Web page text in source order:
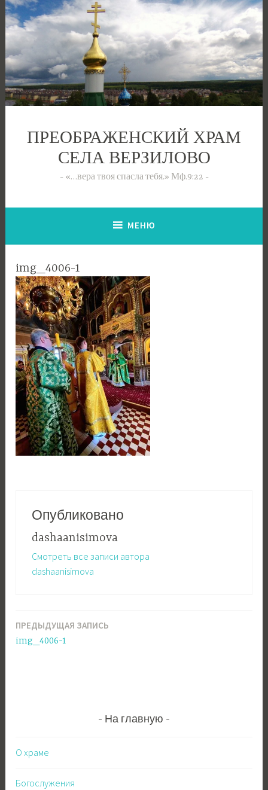
Перейти
к
содержимому
ПРЕОБРАЖЕНСКИЙ ХРАМ
СЕЛА ВЕРЗИЛОВО
«…вера твоя спасла тебя.» Мф.9:22
МЕНЮ
img_4006-1
Опубликовано
dashaanisimova
Смотреть все записи автора
dashaanisimova
Навигация
по
ПРЕДЫДУЩАЯ ЗАПИСЬ
img_4006-1
На главную
О храме
Богослужения